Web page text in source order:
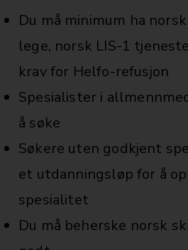
Du må minimum ha
lege, norsk LIS-1
krav for Helfo-refusjon
Spesialister i
å søke
Søkere uten godkjent
et utdanningsløp for å
spesialitet
Du må beherske norsk